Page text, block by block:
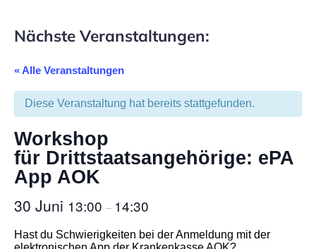
Nächste Veranstaltungen:
« Alle Veranstaltungen
Diese Veranstaltung hat bereits stattgefunden.
Workshop
für Drittstaatsangehörige: ePA
App AOK
30 Juni 13:00 – 14:30
Hast du Schwierigkeiten bei der Anmeldung mit der